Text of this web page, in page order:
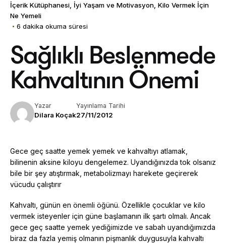
İçerik Kütüphanesi İyi Yaşam ve Motivasyon Kilo Vermek İçin
Ne Yemeli
6 dakika okuma süresi
Sağlıklı Beslenmede
Kahvaltının Önemi
Yazar
Dilara Koçak
Yayınlama Tarihi
27/11/2012
Gece geç saatte yemek yemek ve kahvaltıyı atlamak,
bilinenin aksine kiloyu dengelemez. Uyandığınızda tok olsanız
bile bir şey atıştırmak, metabolizmayı harekete geçirerek
vücudu çalıştırır
Kahvaltı, günün en önemli öğünü. Özellikle çocuklar ve kilo
vermek isteyenler için güne başlamanın ilk şartı olmalı. Ancak
gece geç saatte yemek yediğimizde ve sabah uyandığımızda
biraz da fazla yemiş olmanın pişmanlık duygusuyla kahvaltı